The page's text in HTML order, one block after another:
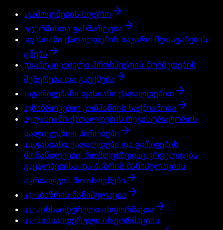
1გამოყენების სფერო
2ტერმინთა განმარტება
3ფასიანი ქაღალდების საჯარო შეთავაზების
ცნება
7დამტკიცებული პროსპექტის მოქმედების
შეჩერება და გაუქმება
19გარიგებანი ფასიანი ქაღალდებით
23საბროკერო კომპანიის საქმიანობა
29ფასიანი ქაღალდების რეგისტრატორის
სალიცენზიო პირობები
44ფასიანი ქაღალდები და გარიგების
მონაწილეები, რომლებზედაც ვრცელდება
გაყალბებისა და ბაზრის მანიპულაციის
აკრძალვის მოთხოვნები
45^1ბაზრის მანიპულაცია
45^2ინსაიდერული ინფორმაცია
45^4ინსაიდერული ინფორმაციის